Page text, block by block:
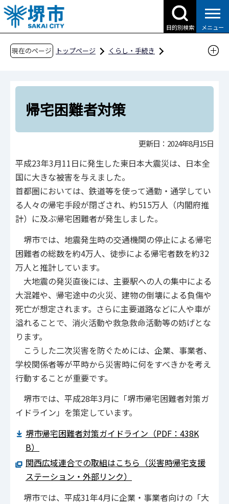
こ
の
ペ
目的別検索 メニュー
現在のページ トップページ
くらし・手続き
帰宅困難者対策
帰宅困難者対策
更新日：2024年8月15日
平成23年3月11日に発生した東日本大震災は、日本全
国に大きな被害を与えました。
首都圏においては、鉄道等を使って通勤・通学してい
る人々の帰宅手段が閉ざされ、約515万人（内閣府推
計）に及ぶ帰宅困難者が発生しました。
堺市では、地震発生時の交通機関の停止による帰宅
困難者の総数を約4万人、徒歩による帰宅者数を約32
万人と推計しています。
大地震の発災直後には、主要駅への人の集中による
大混雑や、帰宅途中の火災、建物の倒壊による負傷や
死亡が想定されます。さらに主要道路などに人や車が
溢れることで、消火活動や救急救命活動等の妨げとな
ります。
こうした二次災害を防ぐためには、企業、事業者、
学校関係者等が平時から災害時に何をすべきかを考え
行動することが重要です。
堺市では、平成28年3月に「堺市帰宅困難者対策ガ
イドライン」を策定しています。
堺市帰宅困難者対策ガイドライン（PDF：438K
B）
関西広域連合での取組はこちら（災害時帰宅支援
ステーション・外部リンク）
堺市では、平成31年4月に企業・事業者向けの「大